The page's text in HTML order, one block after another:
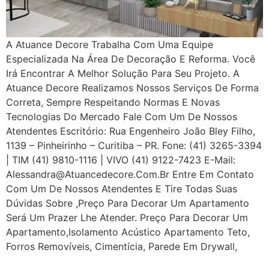
A Atuance Decore Trabalha Com Uma Equipe
Especializada Na Área De Decoração E Reforma. Você
Irá Encontrar A Melhor Solução Para Seu Projeto. A
Atuance Decore Realizamos Nossos Serviços De Forma
Correta, Sempre Respeitando Normas E Novas
Tecnologias Do Mercado Fale Com Um De Nossos
Atendentes Escritório: Rua Engenheiro João Bley Filho,
1139 – Pinheirinho – Curitiba – PR. Fone: (41) 3265-3394
| TIM (41) 9810-1116 | VIVO (41) 9122-7423 E-Mail:
Alessandra@atuancedecore.com.br Entre Em Contato
Com Um De Nossos Atendentes E Tire Todas Suas
Dúvidas Sobre ,Preço Para Decorar Um Apartamento
Será Um Prazer Lhe Atender. Preço Para Decorar Um
Apartamento,Isolamento Acústico Apartamento Teto,
Forros Removíveis, Cimentícia, Parede Em Drywall,